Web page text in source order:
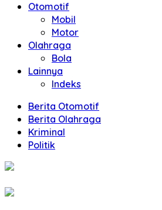
Otomotif
Mobil
Motor
Olahraga
Bola
Lainnya
Indeks
Berita Otomotif
Berita Olahraga
Kriminal
Politik